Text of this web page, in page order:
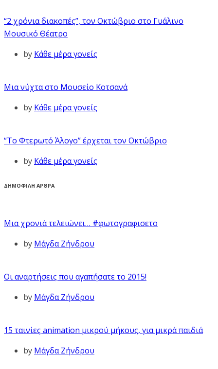
“2 χρόνια διακοπές”, τον Οκτώβριο στο Γυάλινο
Μουσικό Θέατρο
by Κάθε μέρα γονείς
Μια νύχτα στο Μουσείο Κοτσανά
by Κάθε μέρα γονείς
“Το Φτερωτό Άλογο” έρχεται τον Οκτώβριο
by Κάθε μέρα γονείς
ΔΗΜΟΦΙΛΗ ΑΡΘΡΑ
Μια χρονιά τελειώνει… #φωτογραφισετο
by Μάγδα Ζήνδρου
Οι αναρτήσεις που αγαπήσατε το 2015!
by Μάγδα Ζήνδρου
15 ταινίες animation μικρού μήκους, για μικρά παιδιά
by Μάγδα Ζήνδρου